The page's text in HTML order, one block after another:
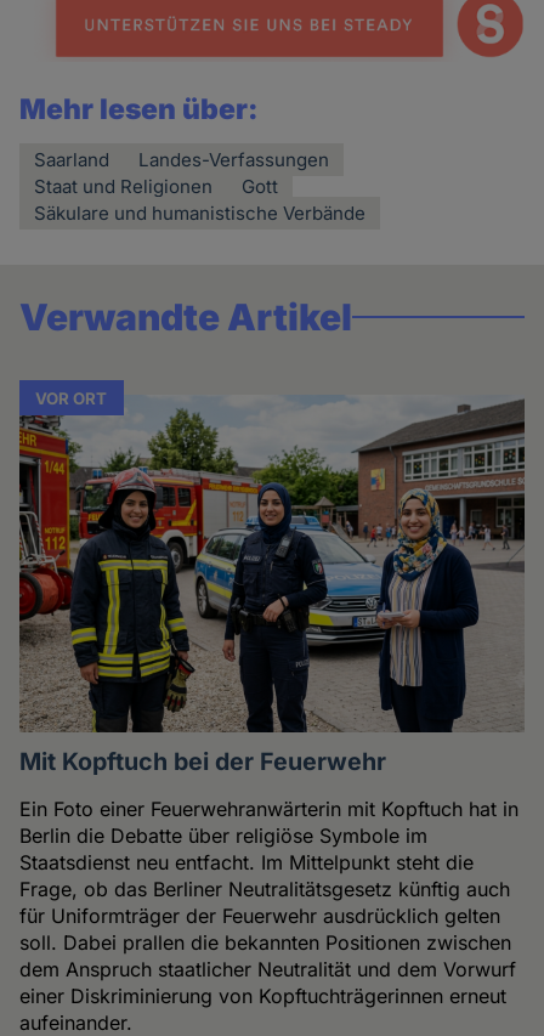
Mehr lesen über:
Saarland
Landes-Verfassungen
Staat und Religionen
Gott
Säkulare und humanistische Verbände
Verwandte Artikel
VOR ORT
Mit Kopftuch bei der Feuerwehr
Ein Foto einer Feuerwehranwärterin mit Kopftuch hat in
Berlin die Debatte über religiöse Symbole im
Staatsdienst neu entfacht. Im Mittelpunkt steht die
Frage, ob das Berliner Neutralitätsgesetz künftig auch
für Uniformträger der Feuerwehr ausdrücklich gelten
soll. Dabei prallen die bekannten Positionen zwischen
dem Anspruch staatlicher Neutralität und dem Vorwurf
einer Diskriminierung von Kopftuchträgerinnen erneut
aufeinander.